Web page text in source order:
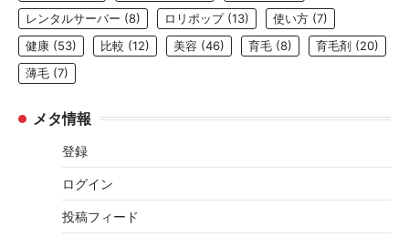
レンタルサーバー (8) ロリポップ(13) 使い方 (7)
健康 (53) 比較 (12) 美容 (46) 育毛 (8) 育毛剤 (20)
薄毛 (7)
メタ情報
登録
ログイン
投稿フィード